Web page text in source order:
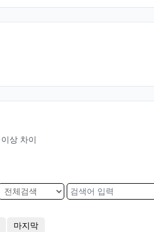
상 차이
마지막